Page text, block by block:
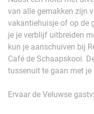
van alle gemakken zijn
vakantiehuisje of op de
je je verblijf uitbreiden
kun je aanschuiven bij
Café de Schaapskooi.
tussenuit te gaan met
Ervaar de Veluwse